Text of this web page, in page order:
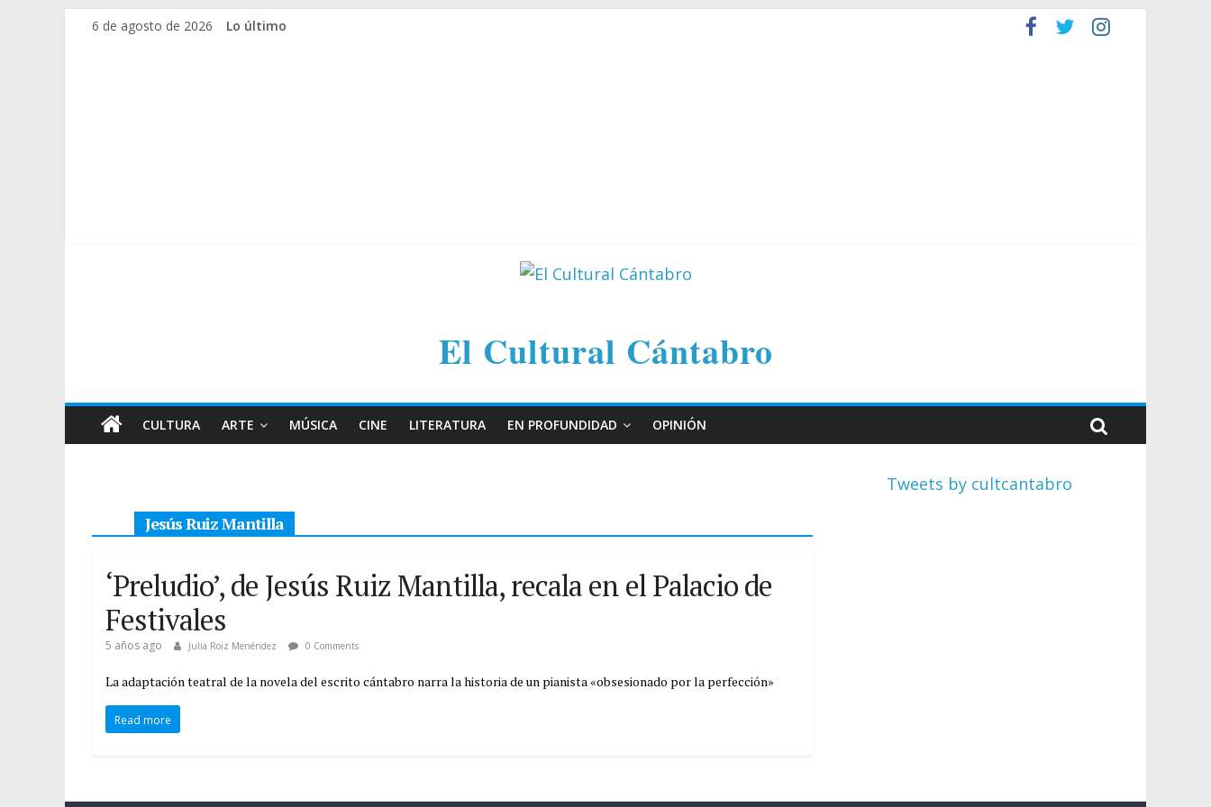
Saltar6 de agosto de 2026 Lo último
El Cultural Cántabro
CULTURA ARTE MÚSICA CINE LITERATURA EN PROFUNDIDAD OPINIÓN
Jesús Ruiz Mantilla
‘Preludio’, de Jesús Ruiz Mantilla, recala en el Palacio de
Festivales
5 años ago Julia Roiz Menéndez 0 Comments
La adaptación teatral de la novela del escrito cántabro narra la historia de un pianista «obsesionado por la perfección»
Read more
Tweets by cultcantabro